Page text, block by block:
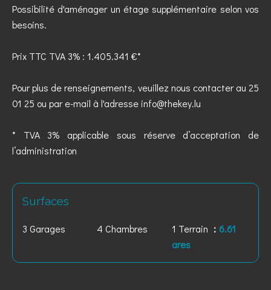
Possibilité d'aménager un étage supplémentaire selon vos
besoins.
Prix TTC TVA 3% : 1.405.341 €*
Pour plus de renseignements, veuillez nous contacter au 25
01 25 ou par e-mail à l'adresse info@thekey.lu
* TVA 3% applicable sous réserve d’acceptation de
l’administration
Surfaces
3 Garages 4 Chambres 1 Terrain
6.61
ares